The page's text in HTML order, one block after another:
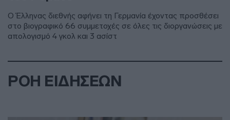
Ο Έλληνας διεθνής αφήνει τη Γερμανία έχοντας προσθέσει
στο βιογραφικό 66 συμμετοχές σε όλες τις διοργανώσεις με
απολογισμό 4 γκολ και 3 ασίστ
ΡΟΗ ΕΙΔΗΣΕΩΝ